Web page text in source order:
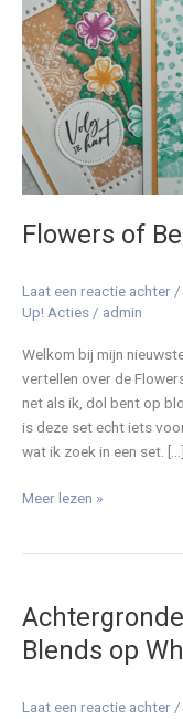
Flowers of
Laat een reactie achter/
Up! Acties/ admin
Welkom bij mijn
vertellen over de
net als ik, dol bent op
is deze set echt iets
wat ik zoek in een set. […]
Meer lezen »
Blends op
Laat een reactie achter/
met
Stampin’
Blends
Whisper